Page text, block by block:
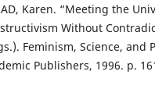
Karen. “Meeting the
Without
Feminism, Science, and
Publishers, 1996. p.